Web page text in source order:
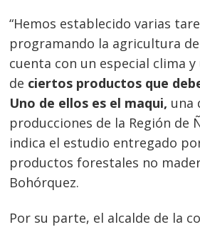
“Hemos establecido varias
programando la agricultura
cuenta con un especial clima
de ciertos productos que
Uno de ellos es el maqui, una
producciones de la Región de
indica el estudio entregado
productos forestales no
Bohórquez.
Por su parte, el alcalde de la